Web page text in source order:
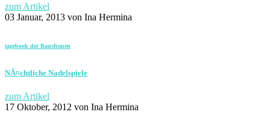
zum Artikel
03 Januar, 2013 von Ina Hermina
tagebook der Rausfrauen
NÃ¤chtliche Nadelspiele
zum Artikel
17 Oktober, 2012 von Ina Hermina